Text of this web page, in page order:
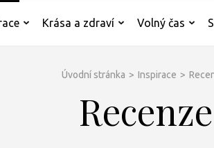
Krása a zdraví Volný čas
Úvodní stránka > Inspirace >
Recenze